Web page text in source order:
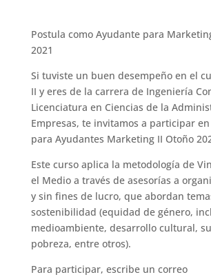
Postula como Ayudante para
2021
Si tuviste un buen desempeño en el
II y eres de la carrera de Ingeniería
Licenciatura en Ciencias de la
Empresas, te invitamos a participar en
para Ayudantes Marketing II Otoño
Este curso aplica la metodología de
el Medio a través de asesorías a
y sin fines de lucro, que abordan
sostenibilidad (equidad de género,
medioambiente, desarrollo cultural,
pobreza, entre otros).
Para participar, escribe un correo